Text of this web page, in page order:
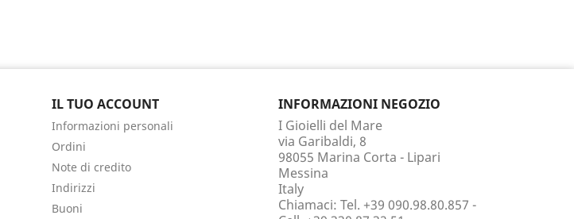
IL TUO ACCOUNT
Informazioni personali
Ordini
Note di credito
Indirizzi
Buoni
INFORMAZIONI NEGOZIO
I Gioielli del Mare
via Garibaldi, 8
98055 Marina Corta - Lipari
Messina
Italy
Chiamaci: Tel. +39 090.98.80.857 -